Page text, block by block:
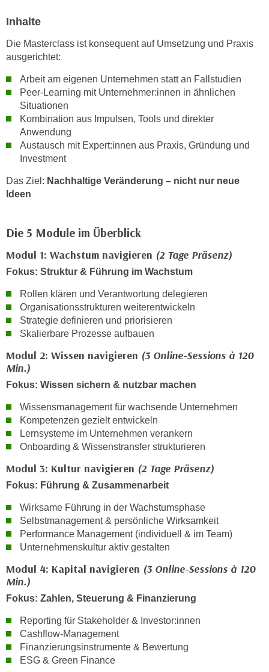
Inhalte
Die Masterclass ist konsequent auf Umsetzung und Praxis
ausgerichtet:
Arbeit am eigenen Unternehmen statt an Fallstudien
Peer-Learning mit Unternehmer:innen in ähnlichen
Situationen
Kombination aus Impulsen, Tools und direkter
Anwendung
Austausch mit Expert:innen aus Praxis, Gründung und
Investment
Das Ziel: Nachhaltige Veränderung – nicht nur neue
Ideen
Die 5 Module im Überblick
Modul 1: Wachstum navigieren (2 Tage Präsenz)
Fokus: Struktur & Führung im Wachstum
Rollen klären und Verantwortung delegieren
Organisationsstrukturen weiterentwickeln
Strategie definieren und priorisieren
Skalierbare Prozesse aufbauen
Modul 2: Wissen navigieren (3 Online-Sessions à 120
Min.)
Fokus: Wissen sichern & nutzbar machen
Wissensmanagement für wachsende Unternehmen
Kompetenzen gezielt entwickeln
Lernsysteme im Unternehmen verankern
Onboarding & Wissenstransfer strukturieren
Modul 3: Kultur navigieren (2 Tage Präsenz)
Fokus: Führung & Zusammenarbeit
Wirksame Führung in der Wachstumsphase
Selbstmanagement & persönliche Wirksamkeit
Performance Management (individuell & im Team)
Unternehmenskultur aktiv gestalten
Modul 4: Kapital navigieren (3 Online-Sessions à 120
Min.)
Fokus: Zahlen, Steuerung & Finanzierung
Reporting für Stakeholder & Investor:innen
Cashflow-Management
Finanzierungsinstrumente & Bewertung
ESG & Green Finance
e
n
w
i
l
i
e
r
e
C
o
k
i
e
s
z
u
A
a
l
y
s
e
z
e
e
n
u
n
E
U
S
A
n
w
o
e
n
h
b
e
n
W
e
n
S
e
e
k
e
-
S
t
z
u